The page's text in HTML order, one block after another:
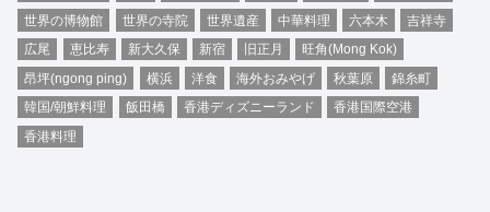
世界の博物館
世界の寺院 世界遺産 中華料理 六本木
吉祥寺
広尾
恵比寿 新大久保 新宿 旧正月
旺角(Mong Kok)
昂坪(ngong ping)
横浜 洋食 海外おみやげ 秋葉原
錦糸町
韓国/朝鮮料理
飯田橋 香港ディズニーランド
香港国際空港
香港料理